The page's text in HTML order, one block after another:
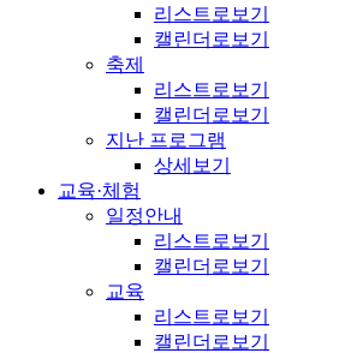
리스트로보기
캘린더로보기
축제
리스트로보기
캘린더로보기
지난 프로그램
상세보기
교육·체험
일정안내
리스트로보기
캘린더로보기
교육
리스트로보기
캘린더로보기